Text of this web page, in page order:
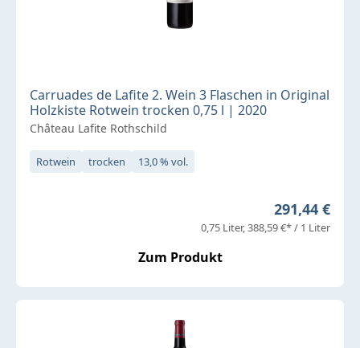
Carruades de Lafite 2. Wein 3 Flaschen in Original
Holzkiste Rotwein trocken 0,75 l | 2020
Château Lafite Rothschild
Rotwein trocken 13,0 % vol.
Regulärer
291,44 €
0,75 Liter 388,59 €* / 1 Liter
Zum Produkt